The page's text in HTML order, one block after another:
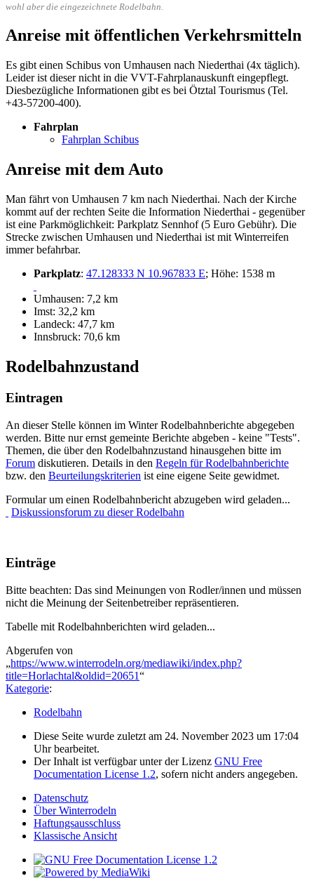
wohl aber die eingezeichnete Rodelbahn.
Anreise mit öffentlichen Verkehrsmitteln
Es gibt einen Schibus von Umhausen nach Niederthai (4x täglich).
Leider ist dieser nicht in die VVT-Fahrplanauskunft eingepflegt.
Diesbezügliche Informationen gibt es bei Ötztal Tourismus (Tel.
+43-57200-400).
Fahrplan
Fahrplan Schibus
Anreise mit dem Auto
Man fährt von Umhausen 7 km nach Niederthai. Nach der Kirche
kommt auf der rechten Seite die Information Niederthai - gegenüber
ist eine Parkmöglichkeit: Parkplatz Sennhof (5 Euro Gebühr). Die
Strecke zwischen Umhausen und Niederthai ist mit Winterreifen
immer befahrbar.
Parkplatz: 47.128333 N 10.967833 E; Höhe: 1538 m
Umhausen: 7,2 km
Imst: 32,2 km
Landeck: 47,7 km
Innsbruck: 70,6 km
Rodelbahnzustand
Eintragen
An dieser Stelle können im Winter Rodelbahnberichte abgegeben
werden. Bitte nur ernst gemeinte Berichte abgeben - keine "Tests".
Themen, die über den Rodelbahnzustand hinausgehen bitte im
Forum diskutieren. Details in den Regeln für Rodelbahnberichte
bzw. den Beurteilungskriterien ist eine eigene Seite gewidmet.
Formular um einen Rodelbahnbericht abzugeben wird geladen...
Diskussionsforum zu dieser Rodelbahn
Einträge
Bitte beachten: Das sind Meinungen von Rodler/innen und müssen
nicht die Meinung der Seitenbetreiber repräsentieren.
Tabelle mit Rodelbahnberichten wird geladen...
Abgerufen von
„https://www.winterrodeln.org/mediawiki/index.php?
title=Horlachtal&oldid=20651“
Kategorie:
Rodelbahn
Diese Seite wurde zuletzt am 24. November 2023 um 17:04
Uhr bearbeitet.
Der Inhalt ist verfügbar unter der Lizenz GNU Free
Documentation License 1.2, sofern nicht anders angegeben.
Datenschutz
Über Winterrodeln
Haftungsausschluss
Klassische Ansicht